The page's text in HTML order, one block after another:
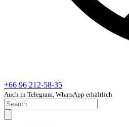
+66 96 212-58-35
Auch in Telegram, WhatsApp erhältlich